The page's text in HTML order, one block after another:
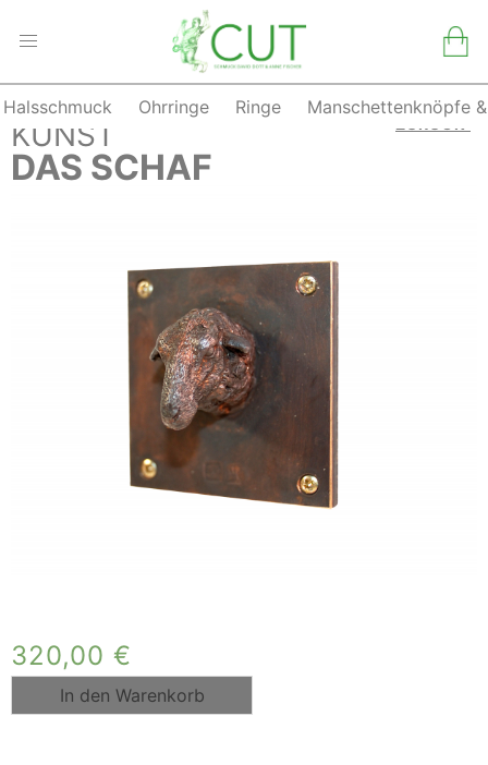
to
content
Halsschmuck Ohrringe Ringe Manschettenknöpfe &
KUNST
DAS SCHAF
320,00 €
ZURÜCK
In den Warenkorb